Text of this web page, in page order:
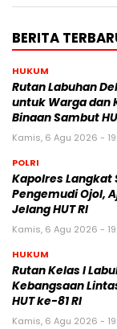
BERITA
HUKUM
Rutan Labuhan
untuk Warga dan
Binaan Sambut
Kamis, 6 Agu 2026 -
POLRI
Kapolres
Pengemudi Ojol,
Jelang HUT RI
Kamis, 6 Agu 2026 -
HUKUM
Rutan Kelas I
Kebangsaan
HUT ke-81 RI
Kamis, 6 Agu 2026 -